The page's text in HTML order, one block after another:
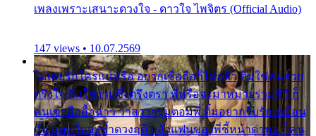
เพลงเพราะเสนาะดวงใจ - ดาวใจ ไพจิตร (Official Audio)
147 views • 10.07.2569
ไม่เคยรักใครแน่หรือ อยากเชื่อถือก็ไม่กล้า ติ๋มใช่คนสวย
ตรึงใจ ติ๋มใช่งามซึ้งตรึงตรา พี่หรือจะมาหมายร่วมชีวี ก็
คนเขาลืออื้อฉาว ว่าสาวๆรุมตอมพี่ ติ๋มอยากรับรักเหมือน
กัน แต่หวั่นจะช้ำดวงฤดี กลัวแฟนของพี่ชี้หน้าด่าทอ ก็คน